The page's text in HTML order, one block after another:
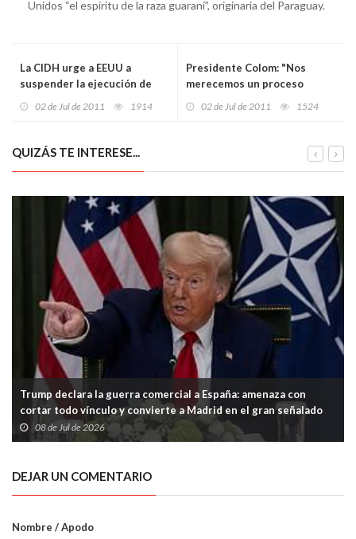
Unidos “el espíritu de la raza guaraní”, originaria del Paraguay.
La CIDH urge a EEUU a
suspender la ejecución de
02 de Jul de 2011 1914
Presidente Colom: "Nos
merecemos un proceso
02 de Jul de 2011 1524
QUIZÁS TE INTERESE...
Trump declara la guerra comercial a España: amenaza con
cortar todo vínculo y convierte a Madrid en el gran señalado
de la OTAN
08 de Jul de 2026
DEJAR UN COMENTARIO
Nombre / Apodo